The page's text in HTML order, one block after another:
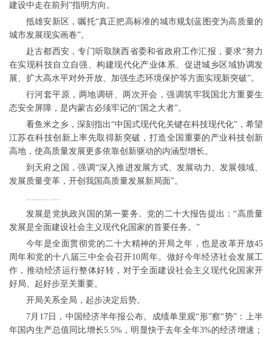
建设中走在前列”指明方向。
抵雄安新区，嘱托“真正把高标准的城市规划蓝图变为高质量的
城市发展现实画卷”。
赴古都西安，专门听取陕西省委和省政府工作汇报，要求“努力
在实现科技自立自强、构建现代化产业体系、促进城乡区域协调发
展、扩大高水平对外开放、加强生态环境保护等方面实现新突破”。
行河套平原，两地调研、两次开会，强调筑牢我国北方重要生
态安全屏障，是内蒙古必须牢记的“国之大者”。
看鱼米之乡，深刻指出“中国式现代化关键在科技现代化”，希望
江苏在科技创新上率先取得新突破，打造全国重要的产业科技创新
高地，使高质量发展更多依靠创新驱动的内涵型增长。
到天府之国，强调“深入推进发展方式、发展动力、发展领域、
发展质量变革，开创我国高质量发展新局面”。
…………
发展是党执政兴国的第一要务。党的二十大报告提出：“高质量
发展是全面建设社会主义现代化国家的首要任务。”
今年是全面贯彻党的二十大精神的开局之年，也是改革开放45
周年和党的十八届三中全会召开10周年。做好今年经济社会发展工
作，推动经济运行整体好转，对于全面建设社会主义现代化国家开
好局、起好步至关重要。
开局关系全局，起步决定后势。
7月17日，中国经济半年报公布。成绩单里观“形”察“势”：上半
年国内生产总值同比增长5.5%，明显快于去年全年3%的经济增速；